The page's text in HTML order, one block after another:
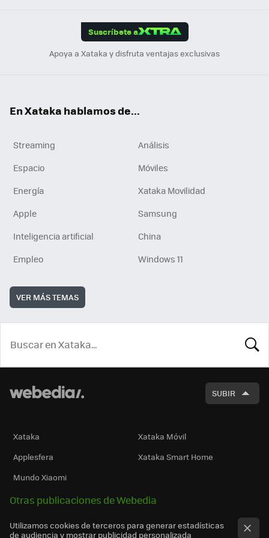
Suscríbete a
Apoya a Xataka y disfruta ventajas exclusivas
En Xataka hablamos de...
Streaming
Análisis
Espacio
Móviles
Energía
Xataka Movilidad
Apple
Samsung
Inteligencia artificial
China
Empleo
Windows 11
VER MÁS TEMAS
SUBIR
Xataka
Xataka Móvil
Applesfera
Xataka Smart Home
Mundo Xiaomi
Otras publicaciones de Webedia
Utilizamos cookies de terceros para generar estadísticas
de audiencia y mostrar publicidad personalizada